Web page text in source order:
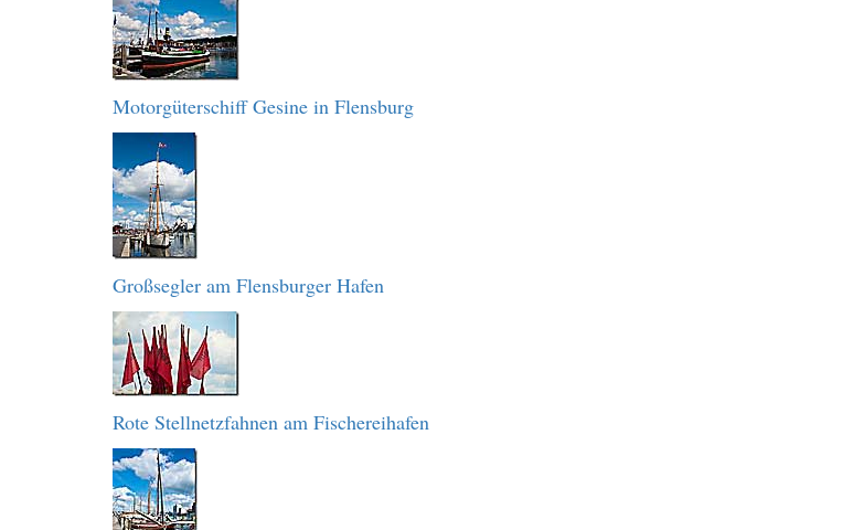
Motorgüterschiff Gesine in Flensburg
Großsegler am Flensburger Hafen
Rote Stellnetzfahnen am Fischereihafen